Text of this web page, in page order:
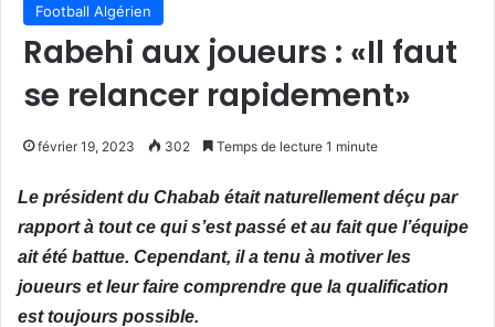
Football Algérien
Rabehi aux joueurs : «Il faut
se relancer rapidement»
février 19, 2023 302 Temps de lecture 1 minute
Le président du Chabab était naturellement déçu par
rapport à tout ce qui s’est passé et au fait que l’équipe
ait été battue. Cependant, il a tenu à motiver les
joueurs et leur faire comprendre que la qualification
est toujours possible.